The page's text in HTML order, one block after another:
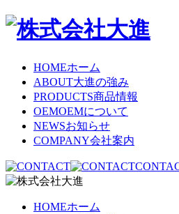
HOMEホーム
ABOUT大進の強み
PRODUCTS商品情報
OEMOEMについて
NEWSお知らせ
COMPANY会社案内
HOMEホーム